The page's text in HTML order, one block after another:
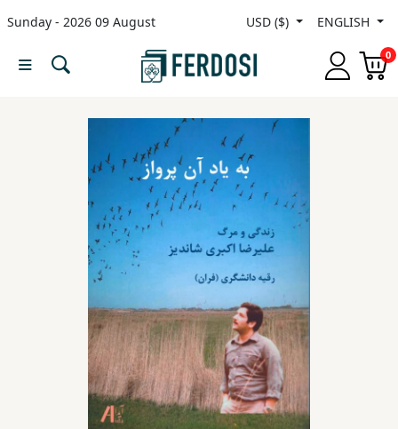
Sunday - 2026 09 August USD ($) ENGLISH
0
Menu
Nonfiction